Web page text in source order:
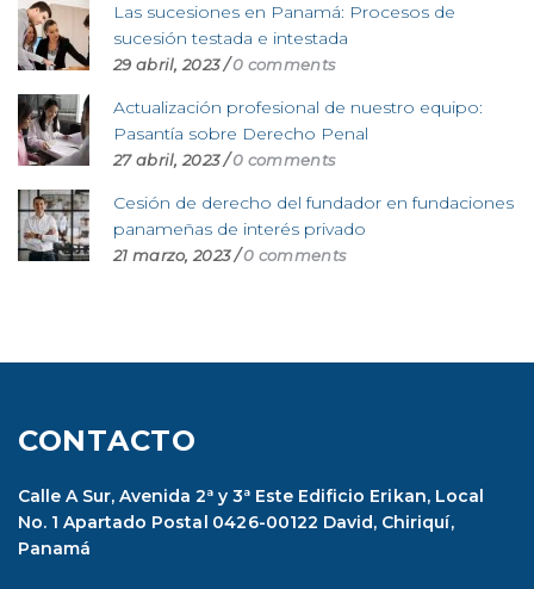
Las sucesiones en Panamá: Procesos de
sucesión testada e intestada
29 abril, 2023 /0 comments
Actualización profesional de nuestro equipo:
Pasantía sobre Derecho Penal
27 abril, 2023 /0 comments
Cesión de derecho del fundador en fundaciones
panameñas de interés privado
21 marzo, 2023 /0 comments
CONTACTO
Calle A Sur, Avenida 2ª y 3ª Este Edificio Erikan, Local
No. 1 Apartado Postal 0426-00122 David, Chiriquí,
Panamá